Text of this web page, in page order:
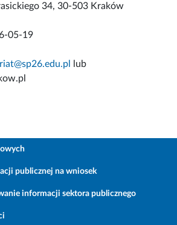
34, 30-503 Kraków
05-19
lub
publicznej na wniosek
informacji sektora publicznego